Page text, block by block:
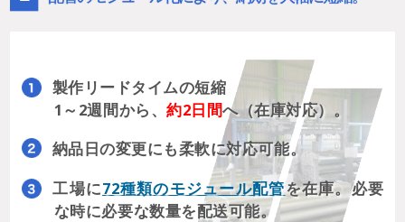
製作リードタイムの短縮
1～2週間から、約2日間へ（在庫対応）。
納品日の変更にも柔軟に対応可能。
工場に72種類のモジュール配管を在庫。必要
な時に必要な数量を配送可能。